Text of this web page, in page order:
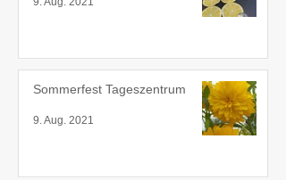
Sommerfest Tageszentrum
9. Aug. 2021